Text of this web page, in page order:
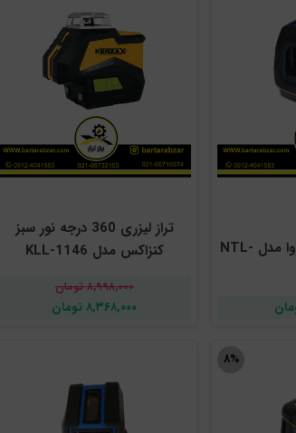
تراز لیزری نور سبز نووا مدل NTL-
تراز لیزری 360 درجه نور سبز
کنزاکس مدل KLL-1146
۸,۹۹۸,۰۰۰ تومان
۸,۳۶۸,۰۰۰ تومان
۸%